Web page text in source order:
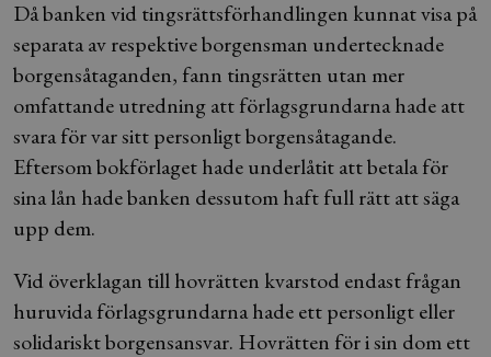
Då banken vid tingsrättsförhandlingen kunnat visa på
separata av respektive borgensman undertecknade
borgensåtaganden, fann tingsrätten utan mer
omfattande utredning att förlagsgrundarna hade att
svara för var sitt personligt borgensåtagande.
Eftersom bokförlaget hade underlåtit att betala för
sina lån hade banken dessutom haft full rätt att säga
upp dem.
Vid överklagan till hovrätten kvarstod endast frågan
huruvida förlagsgrundarna hade ett personligt eller
solidariskt borgensansvar. Hovrätten för i sin dom ett